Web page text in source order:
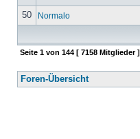
50 Normalo
Seite 1 von 144 [ 7158 Mitglieder ]
Foren-Übersicht